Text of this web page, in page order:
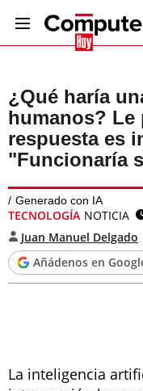
¿Qué haría
humanos? Le
respuesta es
"Funcionaría
Generado con IA
TECNOLOGÍA NOTICIA
Juan Manuel Delgado
Añádenos en
La inteligencia